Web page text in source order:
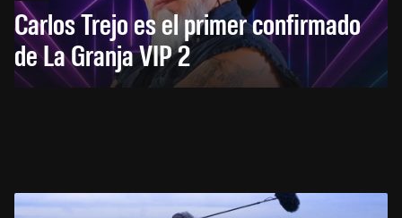
Carlos Trejo es el primer confirmado
de La Granja VIP 2